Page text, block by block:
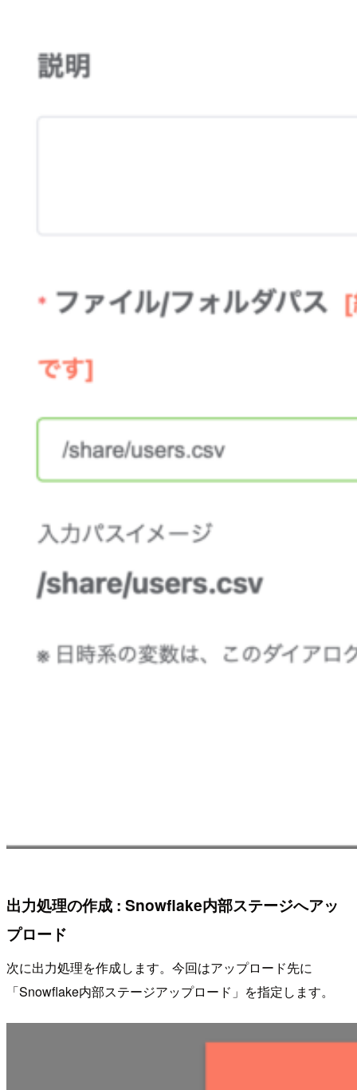
出力処理の作成 : Snowflake内部ステージへアッ
プロード
次に出力処理を作成します。今回はアップロード先に
「Snowflake内部ステージアップロード」を指定します。